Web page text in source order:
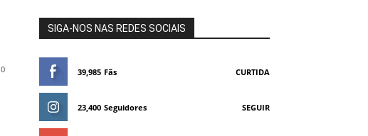
0
SIGA-NOS NAS REDES SOCIAIS
39,985 Fãs CURTIDA
23,400 Seguidores SEGUIR